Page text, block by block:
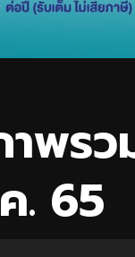
พร
. 65